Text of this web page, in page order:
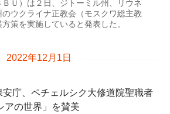
Ｕ）は２日、ジトーミル州、リウネ
ウクライナ正教会（モスクワ総主教
策を実施していると発表した。
2022年12月1日
安庁、ペチェルシク大修道院聖職者
の世界」を賛美